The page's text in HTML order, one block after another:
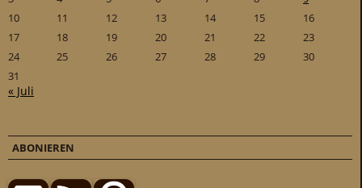
10
11 12 13 14 15
16
17
18 19 20 21 22
23
24
25 26 27 28 29
30
31
« Juli
ABONIEREN